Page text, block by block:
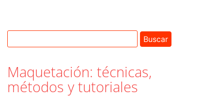
Maquetación: técnicas,
métodos y tutoriales